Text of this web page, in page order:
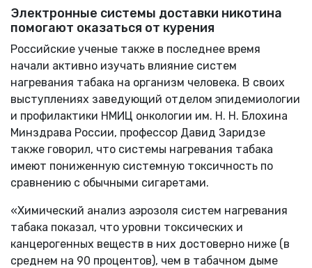
Электронные системы доставки никотина
помогают оказаться от курения
Российские ученые также в последнее время
начали активно изучать влияние систем
нагревания табака на организм человека. В своих
выступлениях заведующий отделом эпидемиологии
и профилактики НМИЦ онкологии им. Н. Н. Блохина
Минздрава России, профессор Давид Заридзе
также говорил, что системы нагревания табака
имеют пониженную системную токсичность по
сравнению с обычными сигаретами.
«Химический анализ аэрозоля систем нагревания
табака показал, что уровни токсических и
канцерогенных веществ в них достоверно ниже (в
среднем на 90 процентов), чем в табачном дыме